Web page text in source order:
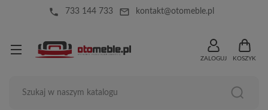
local_phone 733 144 733 mail_outline kontakt@otomeble.pl
ZALOGUJ KOSZYK